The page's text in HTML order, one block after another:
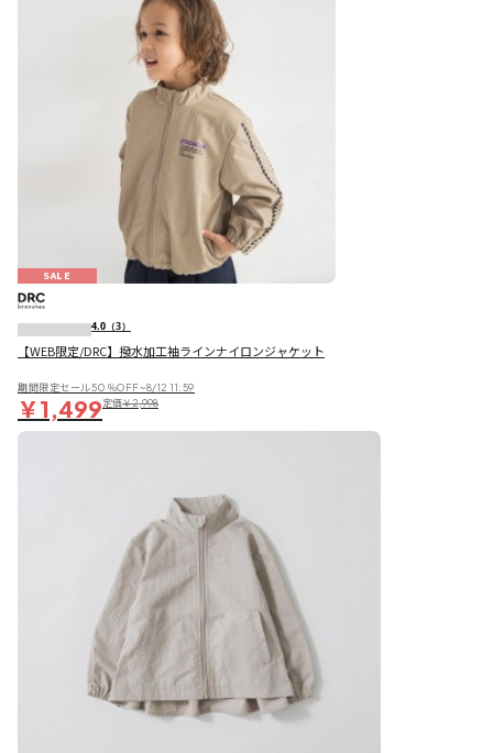
SALE
4.0 （3）
【WEB限定/DRC】撥水加工袖ラインナイロンジャケット
期間限定セール50％OFF~8/12 11:59
￥1,499定価￥2,998